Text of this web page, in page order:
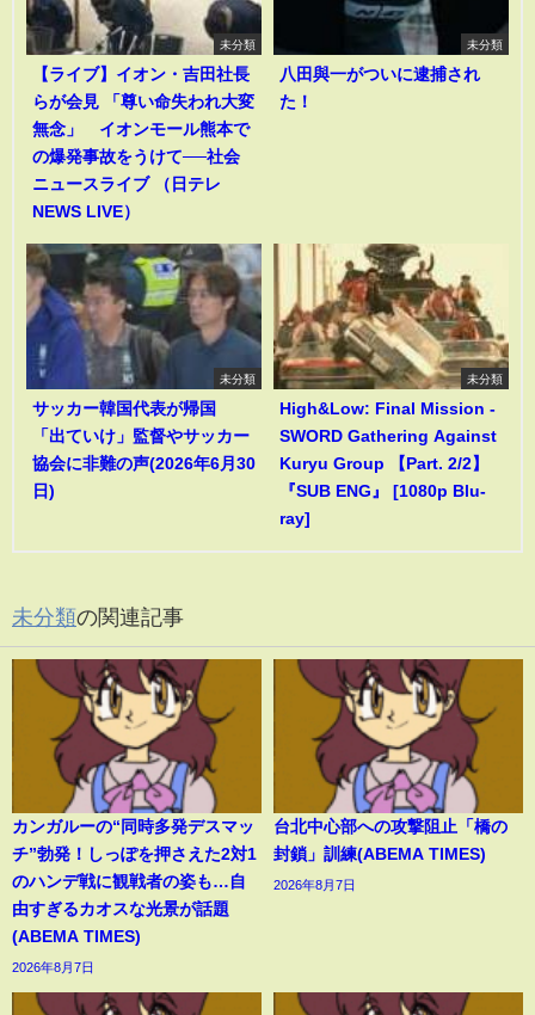
未分類
【ライブ】イオン・吉田社長
らが会見 「尊い命失われ大変
無念」 イオンモール熊本で
の爆発事故をうけて──社会
ニュースライブ （日テレ
NEWS LIVE）
未分類
八田與一がついに逮捕され
た！
未分類
サッカー韓国代表が帰国
「出ていけ」監督やサッカー
協会に非難の声(2026年6月30
日)
未分類
High&Low: Final Mission -
SWORD Gathering Against
Kuryu Group 【Part. 2/2】
『SUB ENG』 [1080p Blu-
ray]
未分類の関連記事
カンガルーの“同時多発デスマッ
チ”勃発！しっぽを押さえた2対1
のハンデ戦に観戦者の姿も…自
由すぎるカオスな光景が話題
(ABEMA TIMES)
2026年8月7日
台北中心部への攻撃阻止「橋の
封鎖」訓練(ABEMA TIMES)
2026年8月7日